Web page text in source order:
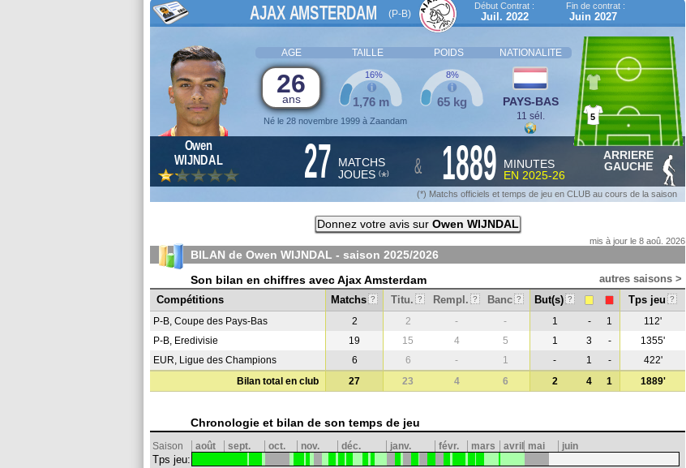
AJAX AMSTERDAM (P-B)
Début Contrat :
Juil. 2022
Fin de contrat :
Juin 2027
AGE TAILLE POIDS NATIONALITE
26
ans
Né le 28 novembre 1999 à Zaandam
1,76 m
16%
65 kg
8%
PAYS-BAS
11 sél. 5
Owen
WIJNDAL
27 MATCHS
JOUES (*) & 1889
MINUTES
EN 2025-26
ARRIERE
GAUCHE
(*) Matchs officiels et temps de jeu en CLUB au cours de la saison
Donnez votre avis sur Owen WIJNDAL
mis à jour le 8 aoû. 2026
BILAN de Owen WIJNDAL - saison 2025/2026
Son bilan en chiffres avec Ajax Amsterdam
autres saisons >
Compétitions
Matchs ? Titu. ? Rempl. ? Banc ? But(s) ? Tps jeu ?
P-B, Coupe des Pays-Bas 2 2 - - 1 - 1
112'
P-B, Eredivisie
19 15 4 5 1 3 -
1355'
EUR, Ligue des Champions
6 6 - 1 - 1 -
422'
Bilan total en club
27 23 4 6 2 4 1 1889'
Chronologie et bilan de son temps de jeu
Saison août sept. oct. nov. déc. janv. févr. mars avril mai juin
Tps jeu: